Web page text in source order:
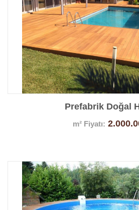
Prefabrik Doğal
m² Fiyatı: